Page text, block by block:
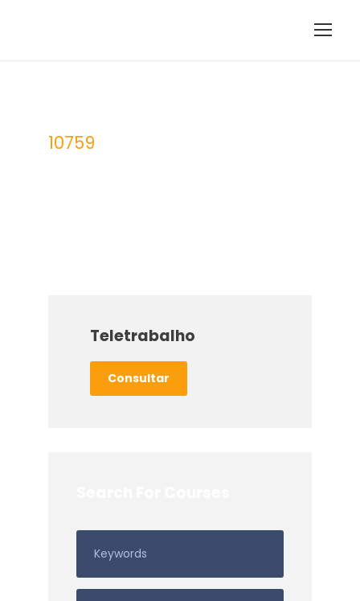
10759
Teletrabalho
Consultar